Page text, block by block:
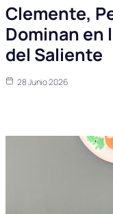
Clemente,
Dominan en
del Saliente
28 Junio 2026